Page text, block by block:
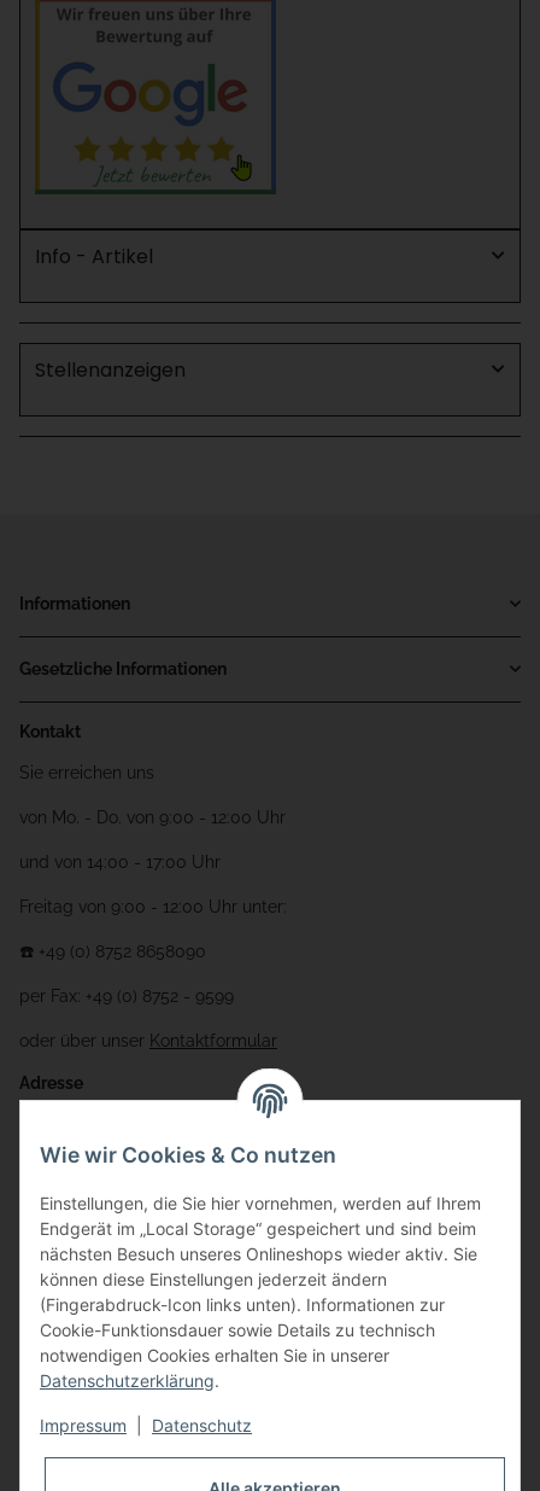
Info - Artikel
Stellenanzeigen
Informationen
Gesetzliche Informationen
Kontakt
Sie erreichen uns
von Mo. - Do. von 9:00 - 12:00 Uhr
und von 14:00 - 17:00 Uhr
Freitag von 9:00 - 12:00 Uhr unter:
☎️ +49 (0) 8752 8658090
per Fax: +49 (0) 8752 - 9599
oder über unser Kontaktformular
Adresse
Gewerbering 17
84072 Au i.d. Hallertau
info@bauer-tore.de
Vertrag widerrufen
Wie wir Cookies & Co nutzen
Einstellungen, die Sie hier vornehmen, werden auf Ihrem
Endgerät im „Local Storage“ gespeichert und sind beim
nächsten Besuch unseres Onlineshops wieder aktiv. Sie
können diese Einstellungen jederzeit ändern
(Fingerabdruck-Icon links unten). Informationen zur
Cookie-Funktionsdauer sowie Details zu technisch
notwendigen Cookies erhalten Sie in unserer
Datenschutzerklärung.
Impressum Datenschutz